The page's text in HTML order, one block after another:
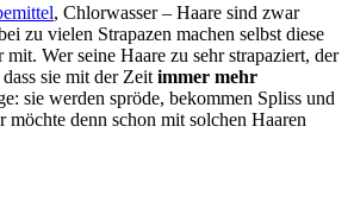
, Chlorwasser – Haare sind zwar
zu vielen Strapazen machen selbst diese
Wer seine Haare zu sehr strapaziert, der
sie mit der Zeit immer mehr
sie werden spröde, bekommen Spliss und
möchte denn schon mit solchen Haaren